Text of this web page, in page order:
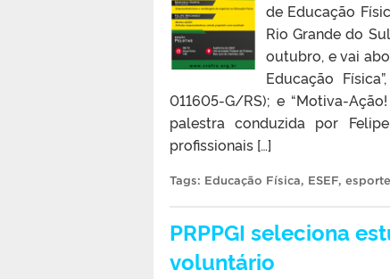
de Educação
Rio Grande do
outubro, e vai
Educação
011605-G/RS); e “Motiva-
palestra conduzida por
profissionais […]
Tags: Educação Física, ESEF,
PRPPGI seleciona
voluntário